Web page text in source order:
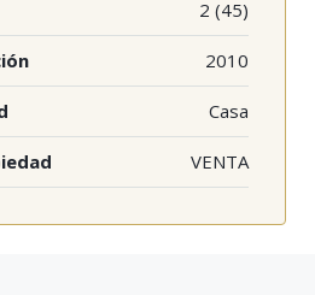
2 (45)
2010
Casa
VENTA